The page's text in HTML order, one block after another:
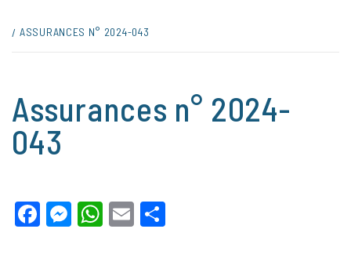
ASSURANCES N° 2024-043
Assurances n° 2024-
043
Facebook
Messenger
WhatsApp
Email